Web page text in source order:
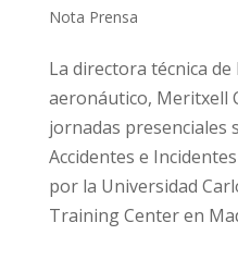
Nota Prensa
La directora técnica
aeronáutico, Meritxell
jornadas presenciales
Accidentes e
por la Universidad
Training Center en